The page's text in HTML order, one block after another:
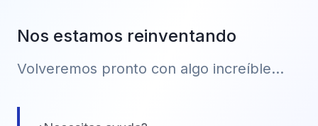
Nos estamos reinventando
Volveremos pronto con algo increíble...